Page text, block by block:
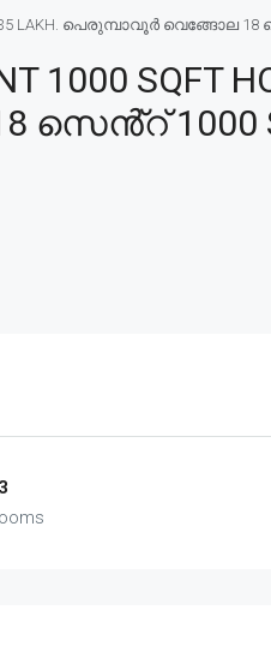
35 LAKH. പെരുമ്പാവൂർ
1000 SQFT
1000
3